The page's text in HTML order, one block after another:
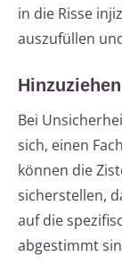
in die Risse
auszufüllen
Bei
sich, einen
können die
sicherstellen,
auf die
abgestimmt